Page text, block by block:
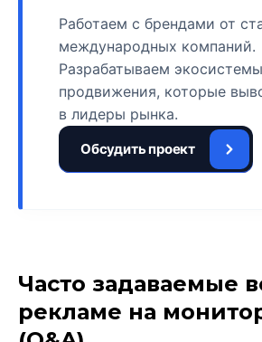
Работаем с брендами от
международных компаний.
Разрабатываем экосистемы
продвижения, которые
в лидеры рынка.
Обсудить проект
Часто задаваемые
рекламе на